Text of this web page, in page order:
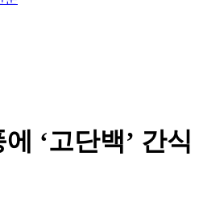
‘고단백’ 간식